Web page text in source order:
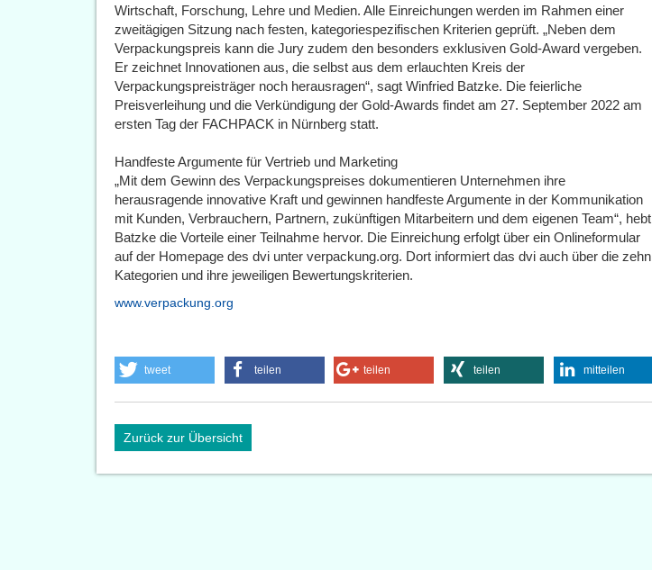
Wirtschaft, Forschung, Lehre und Medien. Alle Einreichungen werden im Rahmen einer
zweitägigen Sitzung nach festen, kategoriespezifischen Kriterien geprüft. „Neben dem
Verpackungspreis kann die Jury zudem den besonders exklusiven Gold-Award vergeben.
Er zeichnet Innovationen aus, die selbst aus dem erlauchten Kreis der
Verpackungspreisträger noch herausragen“, sagt Winfried Batzke. Die feierliche
Preisverleihung und die Verkündigung der Gold-Awards findet am 27. September 2022 am
ersten Tag der FACHPACK in Nürnberg statt.
Handfeste Argumente für Vertrieb und Marketing
„Mit dem Gewinn des Verpackungspreises dokumentieren Unternehmen ihre
herausragende innovative Kraft und gewinnen handfeste Argumente in der Kommunikation
mit Kunden, Verbrauchern, Partnern, zukünftigen Mitarbeitern und dem eigenen Team“, hebt
Batzke die Vorteile einer Teilnahme hervor. Die Einreichung erfolgt über ein Onlineformular
auf der Homepage des dvi unter verpackung.org. Dort informiert das dvi auch über die zehn
Kategorien und ihre jeweiligen Bewertungskriterien.
www.verpackung.org
tweet teilen teilen teilen mitteilen
Zurück zur Übersicht